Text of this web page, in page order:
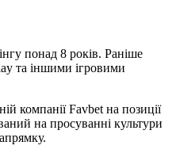
понад 8 років. Раніше
та іншими ігровими
компанії Favbet на позиції
на просуванні культури